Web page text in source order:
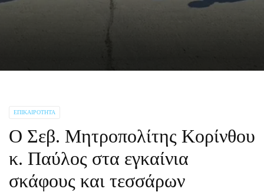
ΕΠΙΚΑΙΡΌΤΗΤΑ
Ο Σεβ. Μητροπολίτης Κορίνθου
κ. Παύλος στα εγκαίνια
σκάφους και τεσσάρων